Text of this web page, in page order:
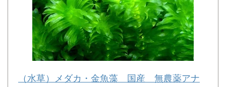
（水草）メダカ・金魚藻 国産 無農薬アナ